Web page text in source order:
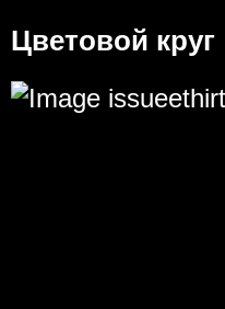
Цветовой круг